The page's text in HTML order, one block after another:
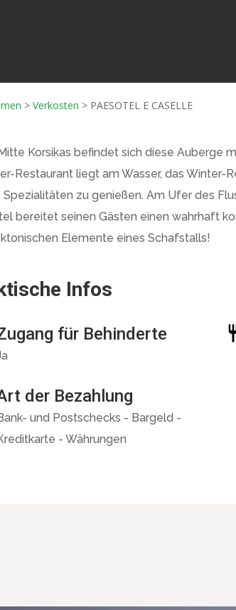
> Verkosten > PAESOTEL E CASELLE
Korsikas befindet sich diese Auberge
Restaurant liegt am Wasser, das Winter-
zu genießen. Am Ufer des
bereitet seinen Gästen einen wahrhaft
Elemente eines Schafstalls!
Infos
für Behinderte
der Bezahlung
und Postschecks - Bargeld -
- Währungen